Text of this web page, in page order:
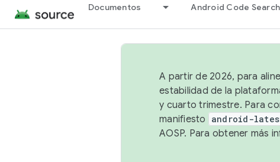
Documentos Android Code Search
A partir de 2026, para
estabilidad de la
y cuarto trimestre. Para
manifiesto
android-
AOSP. Para obtener más